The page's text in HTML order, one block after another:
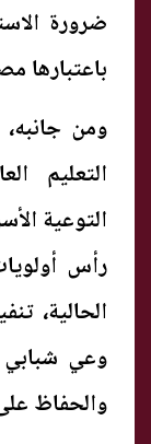
ضرورة
باعتبارها
ومن
التعليم
التوعية
رأس
الحالية،
وعي شبابي
والحفاظ